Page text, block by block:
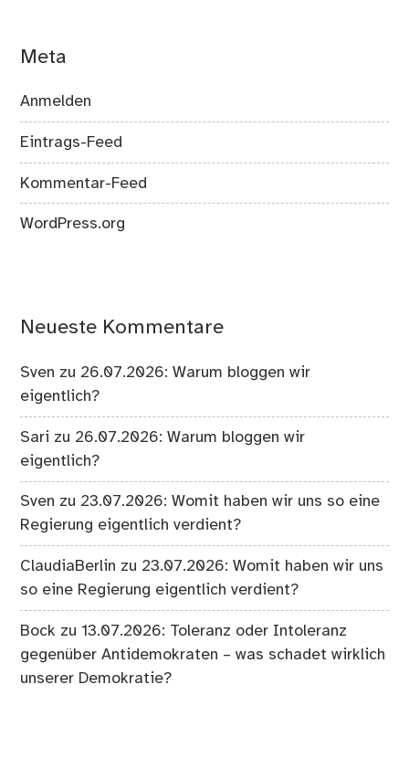
Meta
Anmelden
Eintrags-Feed
Kommentar-Feed
WordPress.org
Neueste Kommentare
Sven zu 26.07.2026: Warum bloggen wir
eigentlich?
Sari zu 26.07.2026: Warum bloggen wir
eigentlich?
Sven zu 23.07.2026: Womit haben wir uns so eine
Regierung eigentlich verdient?
ClaudiaBerlin zu 23.07.2026: Womit haben wir uns
so eine Regierung eigentlich verdient?
Bock zu13.07.2026: Toleranz oder Intoleranz
gegenüber Antidemokraten – was schadet wirklich
unserer Demokratie?